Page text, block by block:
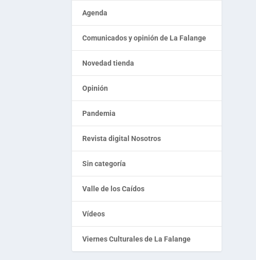
Agenda
Comunicados y opinión de La Falange
Novedad tienda
Opinión
Pandemia
Revista digital Nosotros
Sin categoría
Valle de los Caídos
Vídeos
Viernes Culturales de La Falange